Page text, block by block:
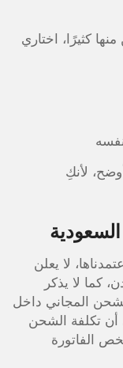
كثيرًا، اختاري
لأنكِ
لا يعلن
كما لا يذكر
المجاني داخل
أن تكلفة الشحن
الفاتورة